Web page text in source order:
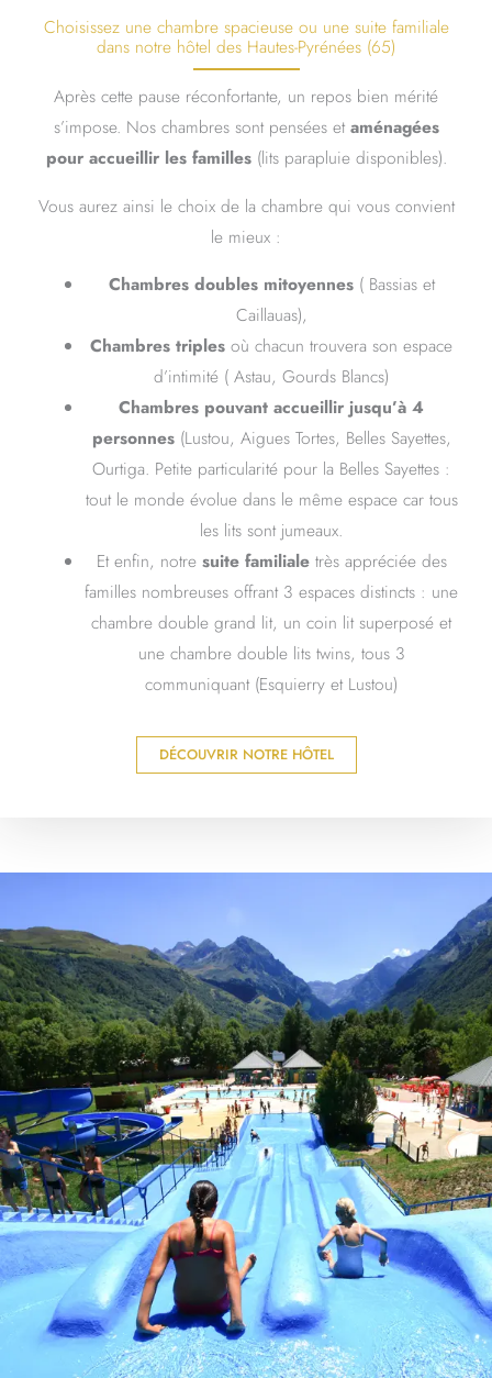
Choisissez une chambre spacieuse ou une suite familiale
dans notre hôtel des Hautes-Pyrénées (65)
Après cette pause réconfortante, un repos bien mérité
s’impose. Nos chambres sont pensées et aménagées
pour accueillir les familles(lits parapluie disponibles).
Vous aurez ainsi le choix de la chambre qui vous convient
le mieux :
Chambres doubles mitoyennes( Bassias et
Caillauas),
Chambres triples où chacun trouvera son espace
d’intimité ( Astau, Gourds Blancs)
Chambres pouvant accueillir jusqu’à 4
personnes(Lustou, Aigues Tortes, Belles Sayettes,
Ourtiga. Petite particularité pour la Belles Sayettes :
tout le monde évolue dans le même espace car tous
les lits sont jumeaux.
Et enfin, notre suite familialetrès appréciée des
familles nombreuses offrant 3 espaces distincts : une
chambre double grand lit, un coin lit superposé et
une chambre double lits twins, tous 3
communiquant (Esquierry et Lustou)
DÉCOUVRIR NOTRE HÔTEL